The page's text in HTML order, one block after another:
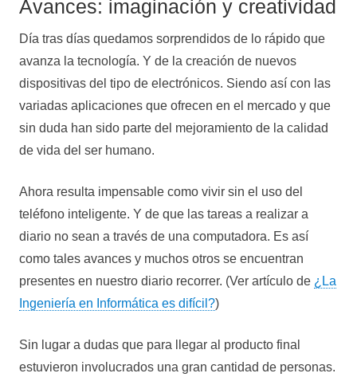
Avances: imaginación y creatividad
Día tras días quedamos sorprendidos de lo rápido que
avanza la tecnología. Y de la creación de nuevos
dispositivas del tipo de electrónicos. Siendo así con las
variadas aplicaciones que ofrecen en el mercado y que
sin duda han sido parte del mejoramiento de la calidad
de vida del ser humano.
Ahora resulta impensable como vivir sin el uso del
teléfono inteligente. Y de que las tareas a realizar a
diario no sean a través de una computadora. Es así
como tales avances y muchos otros se encuentran
presentes en nuestro diario recorrer. (Ver artículo de ¿La
Ingeniería en Informática es difícil?)
Sin lugar a dudas que para llegar al producto final
estuvieron involucrados una gran cantidad de personas.